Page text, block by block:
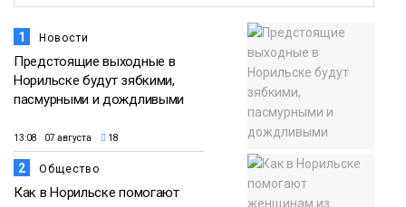
1 Новости
Предстоящие выходные в
Норильске будут зябкими,
пасмурными и дождливыми
13:08 07 августа 18
2 Общество
Как в Норильске помогают